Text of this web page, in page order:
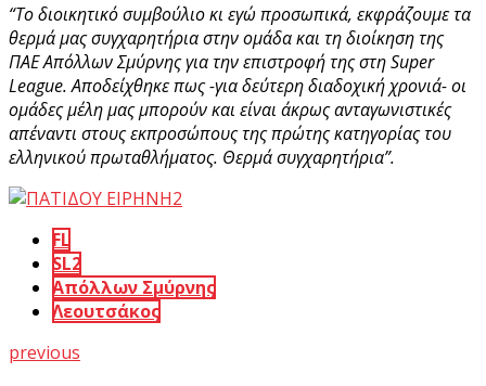
“Το διοικητικό συμβούλιο κι εγώ προσωπικά, εκφράζουμε τα
θερμά μας συγχαρητήρια στην ομάδα και τη διοίκηση της
ΠΑΕ Απόλλων Σμύρνης για την επιστροφή της στη Super
League. Αποδείχθηκε πως -για δεύτερη διαδοχική χρονιά- οι
ομάδες μέλη μας μπορούν και είναι άκρως ανταγωνιστικές
απέναντι στους εκπροσώπους της πρώτης κατηγορίας του
ελληνικού πρωταθλήματος. Θερμά συγχαρητήρια”.
FL
SL2
Απόλλων Σμύρνης
Λεουτσάκος
previous